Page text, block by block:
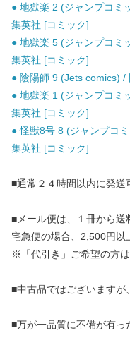
● 地獄楽 2 (ジャンプコミ
集英社 [コミック]
● 地獄楽 5 (ジャンプコミ
集英社 [コミック]
● 陰陽師 9 (Jets comics) /
● 地獄楽 1 (ジャンプコミ
集英社 [コミック]
● 怪獣8号 8 (ジャンプコ
集英社 [コミック]
■通常２４時間以内に発送
■メール便は、１冊から送
宅急便の場合、2,500円以
※「代引き」ご希望の方は
■中古品ではございますが
■万が一品質に不備が有っ